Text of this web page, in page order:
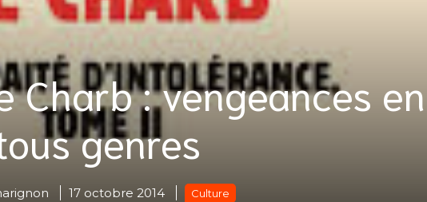
Charb : vengeances en
genres
17 octobre 2014 Culture